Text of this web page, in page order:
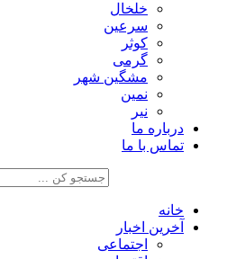
خلخال
سرعین
کوثر
گرمی
مشگین شهر
نمین
نیر
درباره ما
تماس با ما
خانه
آخرین اخبار
اجتماعی